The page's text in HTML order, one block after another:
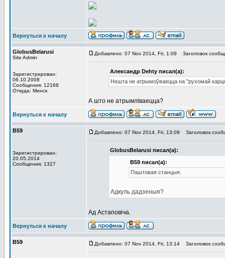
Вернуться к началу
GlobusBelarusi
Site Admin
Зарегистрирован:
06.10.2008
Сообщения: 12168
Откуда: Минск
Добавлено: 07 Nov 2014, Fri, 1:09 Заголовок
Александр Dehty писал(а):
Нешта не атрымоўваецца на "рухомай
А што не атрымліваецца?
Вернуться к началу
В59
Зарегистрирован:
20.05.2014
Сообщения: 1327
Добавлено: 07 Nov 2014, Fri, 13:09 Заголовок
GlobusBelarusi писал(а):
В59 писал(а):
Паштовая станцыя.
Адкуль дадзеныя?
Ад Астаповіча.
Вернуться к началу
В59 Добавлено: 07 Nov 2014, Fri, 13:14 Заголовок